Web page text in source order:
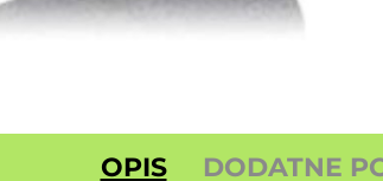
OPIS DODATNE